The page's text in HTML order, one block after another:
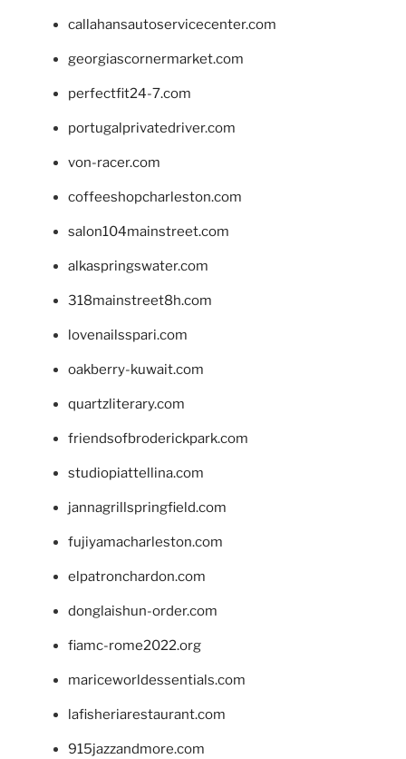
callahansautoservicecenter.com
georgiascornermarket.com
perfectfit24-7.com
portugalprivatedriver.com
von-racer.com
coffeeshopcharleston.com
salon104mainstreet.com
alkaspringswater.com
318mainstreet8h.com
lovenailsspari.com
oakberry-kuwait.com
quartzliterary.com
friendsofbroderickpark.com
studiopiattellina.com
jannagrillspringfield.com
fujiyamacharleston.com
elpatronchardon.com
donglaishun-order.com
fiamc-rome2022.org
mariceworldessentials.com
lafisheriarestaurant.com
915jazzandmore.com